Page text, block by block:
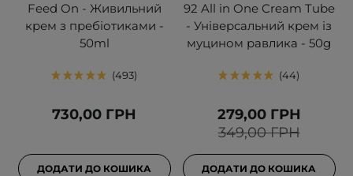
Feed On - Живильний
крем з пребіотиками -
50ml
493
730,00 ГРН
ДОДАТИ ДО КОШИКА
92 All in One Cream Tube
- Універсальний крем із
муцином равлика - 50g
44
349,00 ГРН
279,00 ГРН
ДОДАТИ ДО КОШИКА